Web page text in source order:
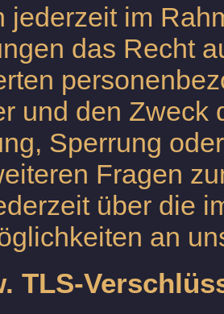
jederzeit im
das Recht
und den Zweck
Sperrung
Fragen
über die
an
TLS-